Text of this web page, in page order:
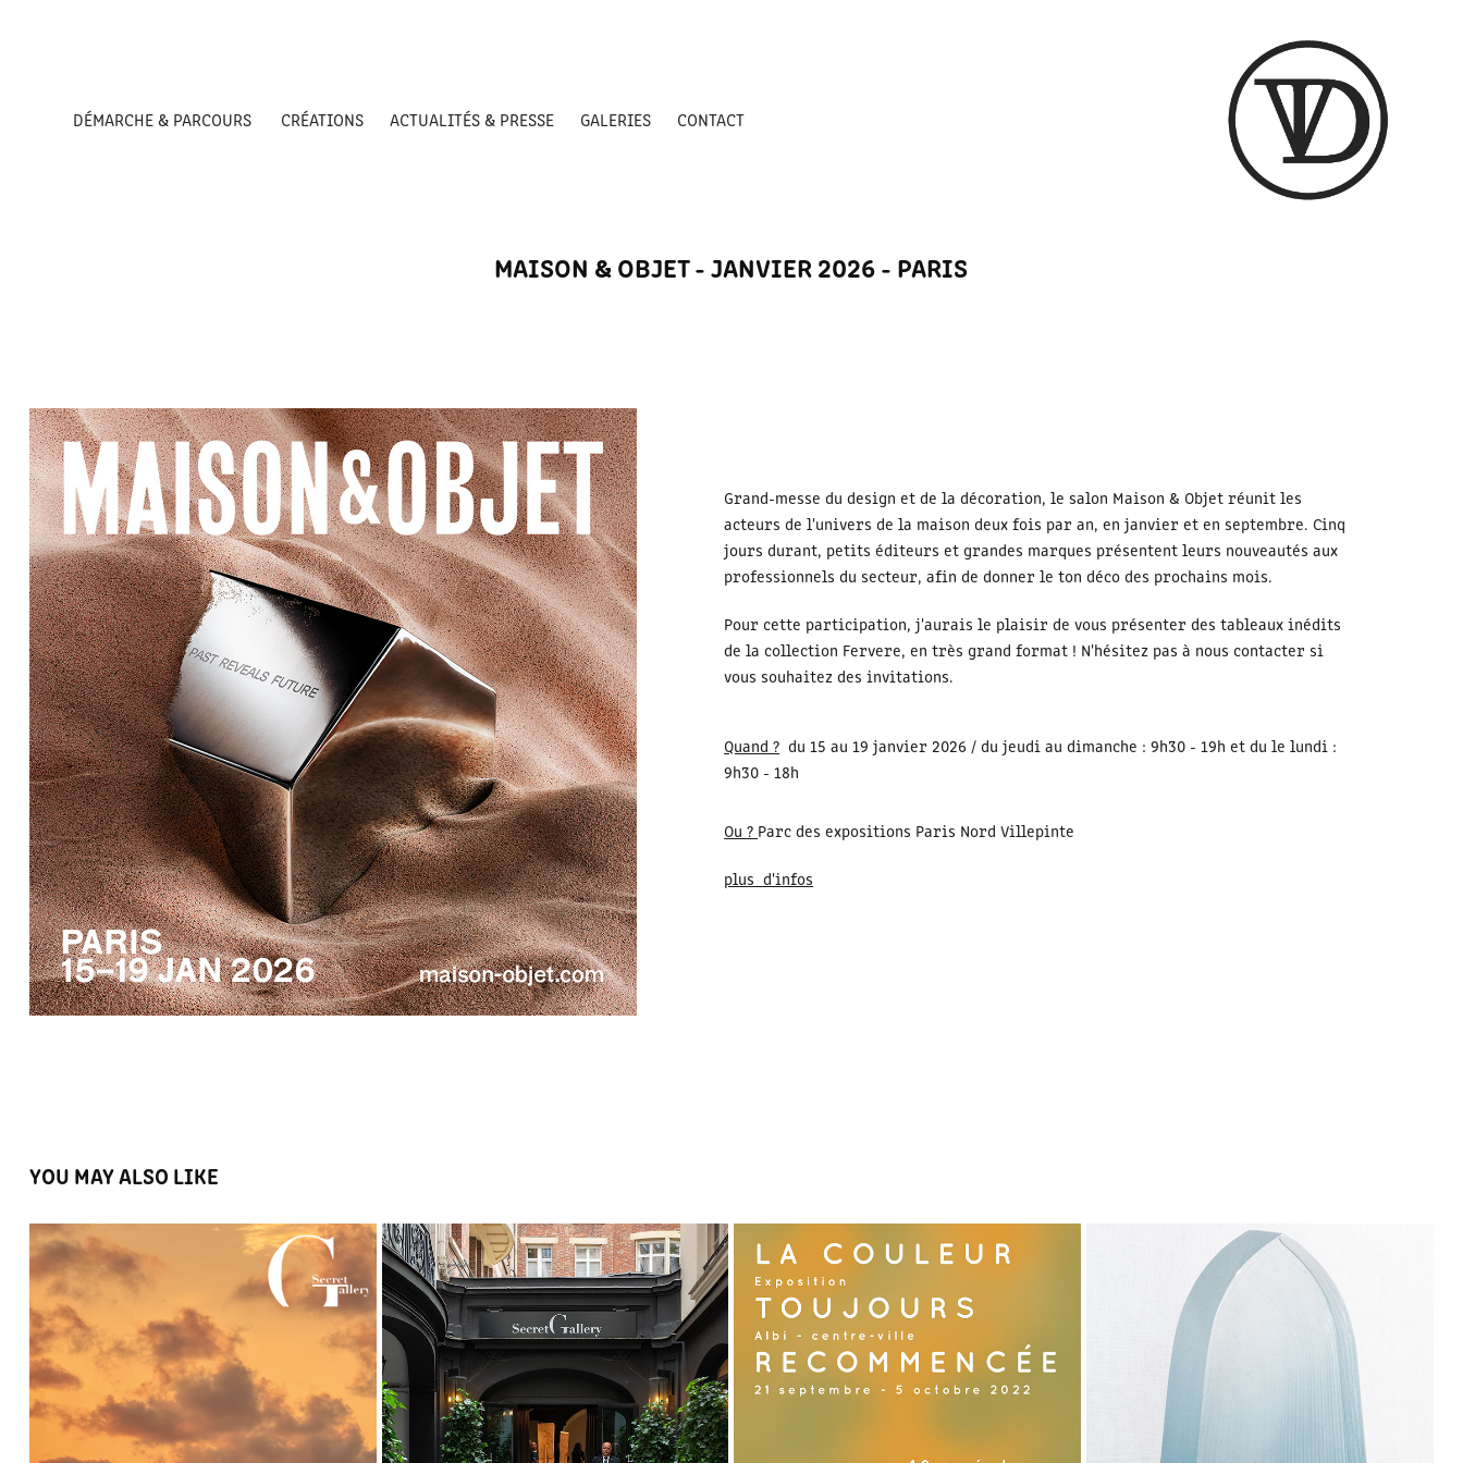
DÉMARCHE & PARCOURS CRÉATIONS ACTUALITÉS & PRESSE GALERIES CONTACT
MAISON & OBJET - JANVIER 2026 - PARIS
Grand-messe du design et de la décoration, le salon Maison & Objet réunit les
acteurs de l'univers de la maison deux fois par an, en janvier et en septembre. Cinq
jours durant, petits éditeurs et grandes marques présentent leurs nouveautés aux
professionnels du secteur, afin de donner le ton déco des prochains mois.
Pour cette participation, j'aurais le plaisir de vous présenter des tableaux inédits
de la collection Fervere, en très grand format ! N'hésitez pas à nous contacter si
vous souhaitez des invitations.
Quand ? du 15 au 19 janvier 2026 / du jeudi au dimanche : 9h30 - 19h et du le lundi :
9h30 - 18h
Ou ? Parc des expositions Paris Nord Villepinte
plus d'infos
YOU MAY ALSO LIKE
GOOD DAY SUNSHINE - SECRET GALLERY -
PARIS
SECRET GALLERY - PARIS VENISE GLASS WEEK 2024 - VENISE